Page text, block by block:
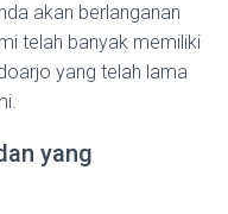
akan berlanganan
telah banyak memiliki
yang telah lama
yang